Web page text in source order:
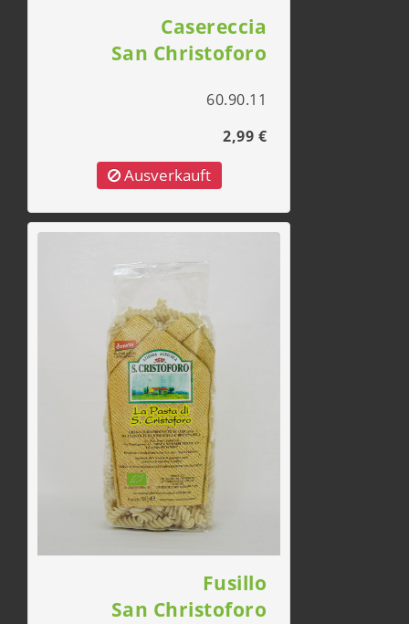
Casereccia
San Christoforo
60.90.11
2,99 €
Ausverkauft
Fusillo
San Christoforo